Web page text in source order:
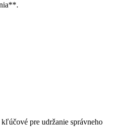
pre udržanie správneho